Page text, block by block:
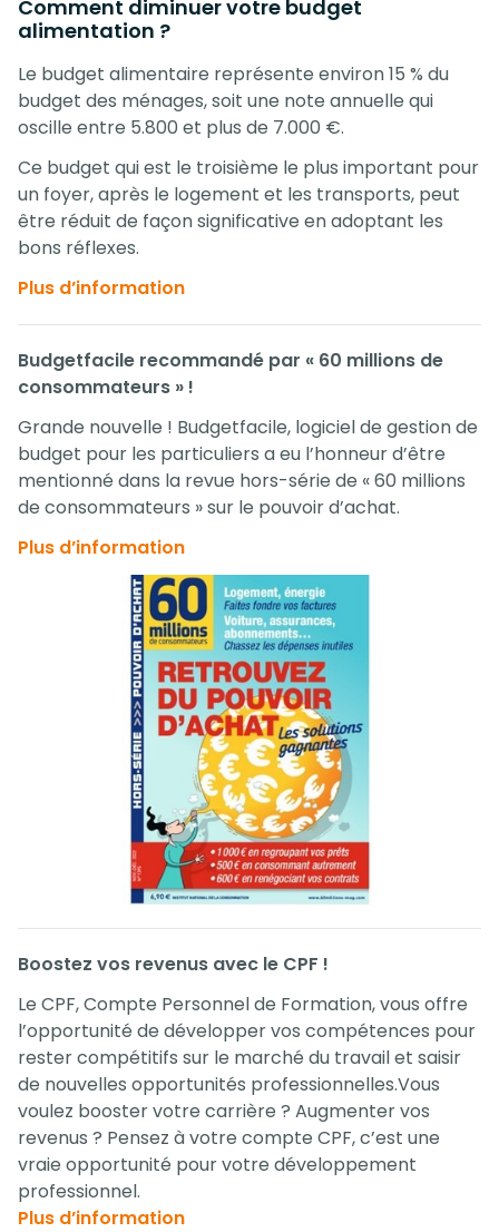
Comment diminuer votre budget
alimentation ?
Le budget alimentaire représente environ 15 % du
budget des ménages, soit une note annuelle qui
oscille entre 5.800 et plus de 7.000 €.
Ce budget qui est le troisième le plus important pour
un foyer, après le logement et les transports, peut
être réduit de façon significative en adoptant les
bons réflexes.
Plus d’information
Budgetfacile recommandé par « 60 millions de
consommateurs » !
Grande nouvelle ! Budgetfacile, logiciel de gestion de
budget pour les particuliers a eu l’honneur d’être
mentionné dans la revue hors-série de « 60 millions
de consommateurs » sur le pouvoir d’achat.
Plus d’information
Boostez vos revenus avec le CPF !
Le CPF, Compte Personnel de Formation, vous offre
l’opportunité de développer vos compétences pour
rester compétitifs sur le marché du travail et saisir
de nouvelles opportunités professionnelles.Vous
voulez booster votre carrière ? Augmenter vos
revenus ? Pensez à votre compte CPF, c’est une
vraie opportunité pour votre développement
professionnel.
Plus d’information